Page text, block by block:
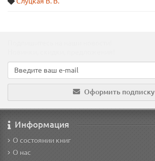
Оформить подписку
Информация
О состоянии книг
О нас